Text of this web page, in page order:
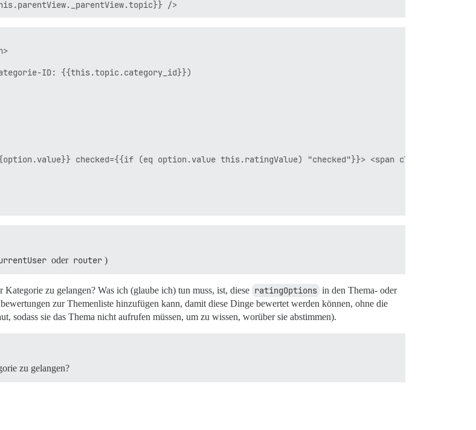
ID: {{this.topic.category_id}})
checked={{if (eq option.value this.ratingValue) "checked"}}> <span
oder router )
zu gelangen? Was ich (glaube ich) tun muss, ist, diese ratingOptions in den Thema- oder
zur Themenliste hinzufügen kann, damit diese Dinge bewertet werden können, ohne die
sodass sie das Thema nicht aufrufen müssen, um zu wissen, worüber sie abstimmen).
zu gelangen?